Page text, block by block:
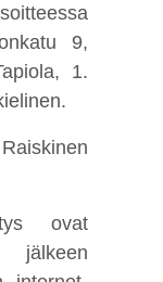
9,
1.
ovat
jälkeen